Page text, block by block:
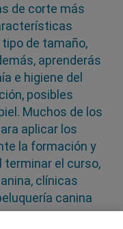
de corte más
de tamaño,
aprenderás
e higiene del
posibles
Muchos de los
aplicar los
la formación y
terminar el curso,
clínicas
canina